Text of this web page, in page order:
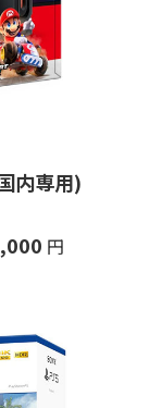
内専用)
円